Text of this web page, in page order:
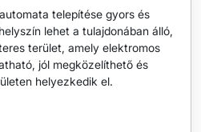
telepítése gyors és
lehet a tulajdonában álló,
terület, amely elektromos
jól megközelíthető és
helyezkedik el.